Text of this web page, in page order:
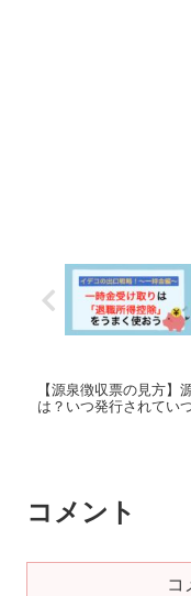
【源泉徴収票の見方】
は？いつ発行されてい
コメント
コ